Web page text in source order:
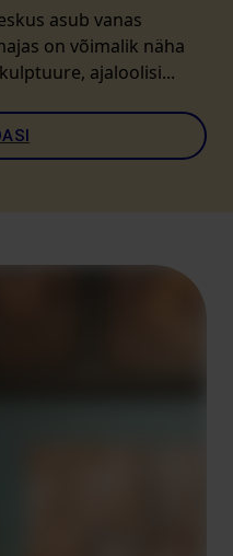
asub vanas
on võimalik näha
ajaloolisi...